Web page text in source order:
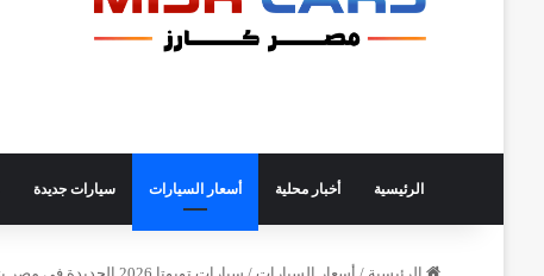
الرئيسية أخبار محلية أسعار السيارات سيارات جديدة